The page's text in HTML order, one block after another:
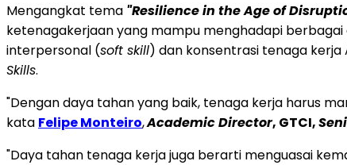
Mengangkat tema "Resilience in the Age of
ketenagakerjaan yang mampu menghadapi
interpersonal (soft skill) dan konsentrasi tenaga kerja
Skills.
"Dengan daya tahan yang baik, tenaga kerja harus
kata Felipe Monteiro,Academic Director, GTCI,
"Daya tahan tenaga kerja juga berarti menguasai